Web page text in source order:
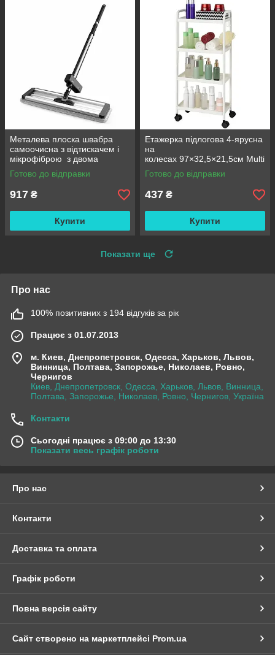
Металева плоска швабра
самоочисна з відтискачем і
мікрофіброю з двома
змінними насадками M06
42см
Готово до відправки
917 ₴
Купити
Етажерка підлогова 4-ярусна
на
колесах 97×32,5×21,5см Multi
fucntion Rack JC606
/ Підлогова вузька стелаж-
Готово до відправки
437 ₴
Купити
Показати ще
Про нас
100% позитивних з 194 відгуків за рік
Працює з 01.07.2013
м. Киев, Днепропетровск, Одесса, Харьков, Львов,
Винница, Полтава, Запорожье, Николаев, Ровно,
Чернигов
Киев, Днепропетровск, Одесса, Харьков, Львов, Винница,
Полтава, Запорожье, Николаев, Ровно, Чернигов, Україна
Контакти
Сьогодні працює з 09:00 до 13:30
Показати весь графік роботи
Про нас
Контакти
Доставка та оплата
Графік роботи
Повна версія сайту
Сайт створено на маркетплейсі Prom.ua